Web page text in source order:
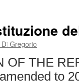
Gregorio
OF THE
to